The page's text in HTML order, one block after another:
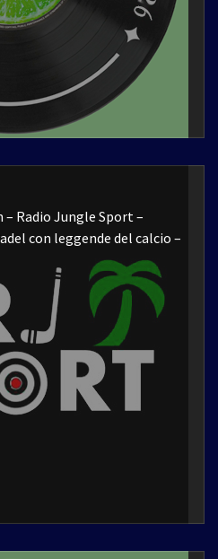
Radio Jungle Sport –
con leggende del calcio –